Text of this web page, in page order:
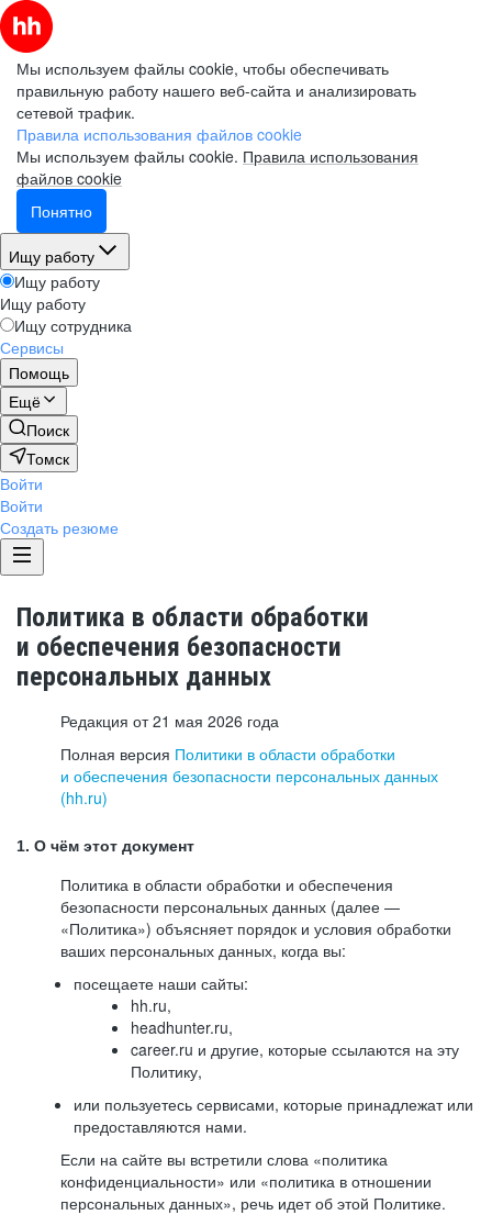
Мы используем файлы cookie, чтобы обеспечивать
правильную работу нашего веб-сайта и анализировать
сетевой трафик.
Правила использования файлов cookie
Мы используем файлы cookie. Правила использования
файлов cookie
Понятно
Ищу работу
Ищу работу
Ищу работу
Ищу сотрудника
Сервисы
Помощь
Ещё
Поиск
Томск
Войти
Войти
Создать резюме
Политика в области обработки
и обеспечения безопасности
персональных данных
Редакция от 21 мая 2026 года
Полная версия Политики в области обработки
и обеспечения безопасности персональных данных
(hh.ru)
1. О чём этот документ
Политика в области обработки и обеспечения
безопасности персональных данных (далее —
«Политика») объясняет порядок и условия обработки
ваших персональных данных, когда вы:
посещаете наши сайты:
hh.ru,
headhunter.ru,
career.ru и другие, которые ссылаются на эту
Политику,
или пользуетесь сервисами, которые принадлежат или
предоставляются нами.
Если на сайте вы встретили слова «политика
конфиденциальности» или «политика в отношении
персональных данных», речь идет об этой Политике.